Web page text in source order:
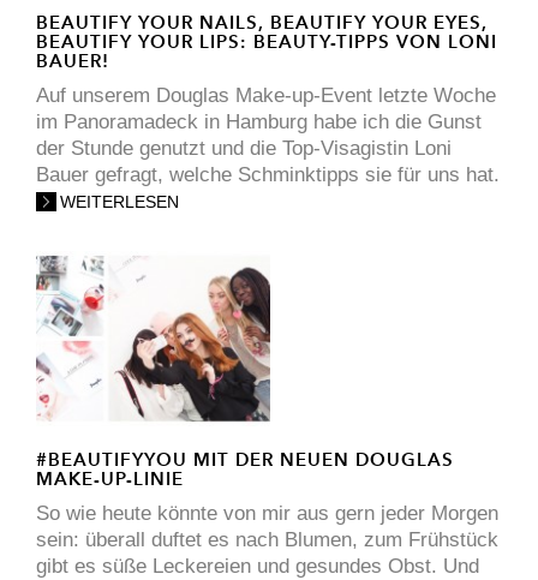
BEAUTIFY YOUR NAILS, BEAUTIFY YOUR EYES,
BEAUTIFY YOUR LIPS: BEAUTY-TIPPS VON LONI
BAUER!
Auf unserem Douglas Make-up-Event letzte Woche
im Panoramadeck in Hamburg habe ich die Gunst
der Stunde genutzt und die Top-Visagistin Loni
Bauer gefragt, welche Schminktipps sie für uns hat.
WEITERLESEN
#BEAUTIFYYOU MIT DER NEUEN DOUGLAS
MAKE-UP-LINIE
So wie heute könnte von mir aus gern jeder Morgen
sein: überall duftet es nach Blumen, zum Frühstück
gibt es süße Leckereien und gesundes Obst. Und